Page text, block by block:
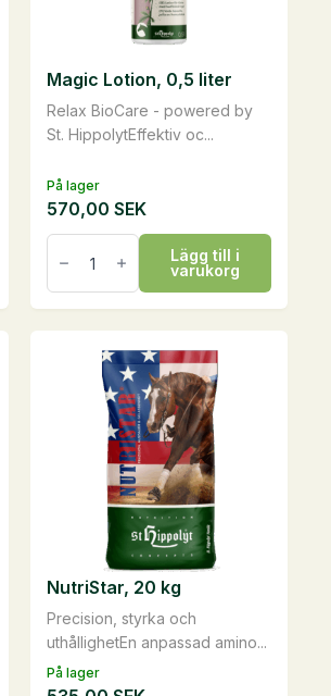
På lager
Relax BioCare - powered by
St. HippolytEffektiv oc...
Magic Lotion, 0,5 liter
570,00SEK
Magic
Lotion,
liter
mängd
Lägg till i
varukorg
På lager
Precision, styrka och
uthållighetEn anpassad amino...
NutriStar, 20 kg